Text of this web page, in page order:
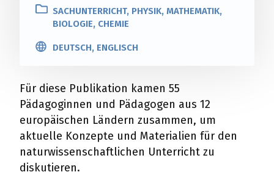
SACHUNTERRICHT, PHYSIK, MATHEMATIK,
BIOLOGIE, CHEMIE
DEUTSCH, ENGLISCH
Für diese Publikation kamen 55
Pädagoginnen und Pädagogen aus 12
europäischen Ländern zusammen, um
aktuelle Konzepte und Materialien für den
naturwissenschaftlichen Unterricht zu
diskutieren.